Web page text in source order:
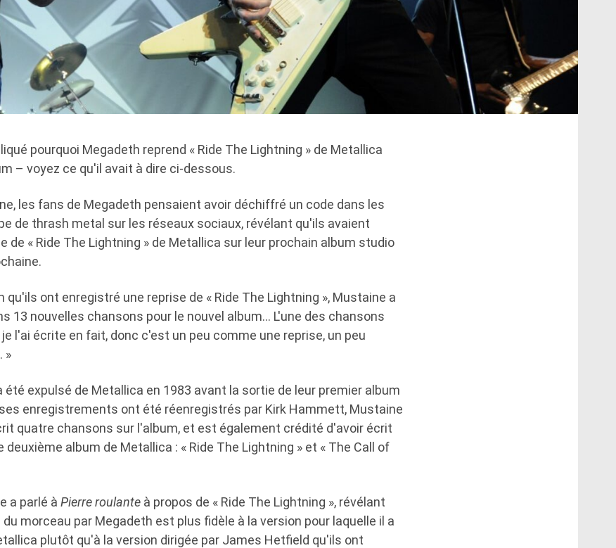
pourquoi Megadeth reprend « Ride The Lightning » de Metallica
– voyez ce qu'il avait à dire ci-dessous.
les fans de Megadeth pensaient avoir déchiffré un code dans les
de thrash metal sur les réseaux sociaux, révélant qu'ils avaient
de « Ride The Lightning » de Metallica sur leur prochain album studio
ont enregistré une reprise de « Ride The Lightning », Mustaine a
13 nouvelles chansons pour le nouvel album… L'une des chansons
l'ai écrite en fait, donc c'est un peu comme une reprise, un peu
»
été expulsé de Metallica en 1983 avant la sortie de leur premier album
ses enregistrements ont été réenregistrés par Kirk Hammett, Mustaine
quatre chansons sur l'album, et est également crédité d'avoir écrit
deuxième album de Metallica : « Ride The Lightning » et « The Call of
a parlé à Pierre roulante à propos de « Ride The Lightning », révélant
morceau par Megadeth est plus fidèle à la version pour laquelle il a
plutôt qu'à la version dirigée par James Hetfield qu'ils ont